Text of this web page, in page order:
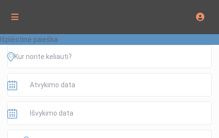
Išplėstinė paieška